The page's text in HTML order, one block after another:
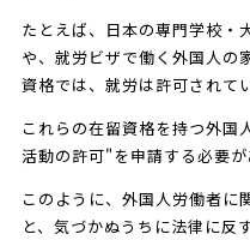
たとえば、日本の専門学校
や、就労ビザで働く外国人の
資格では、就労は許可されて
これらの在留資格を持つ外国
活動の許可"を申請する必要が
このように、外国人労働者に
と、気づかぬうちに法律に反